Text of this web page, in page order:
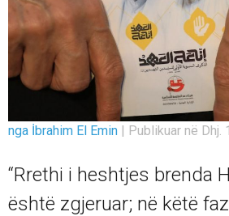
nga İbrahim El Emin | Publikuar në Dhj.
“Rrethi i heshtjes brenda
është zgjeruar; në këtë